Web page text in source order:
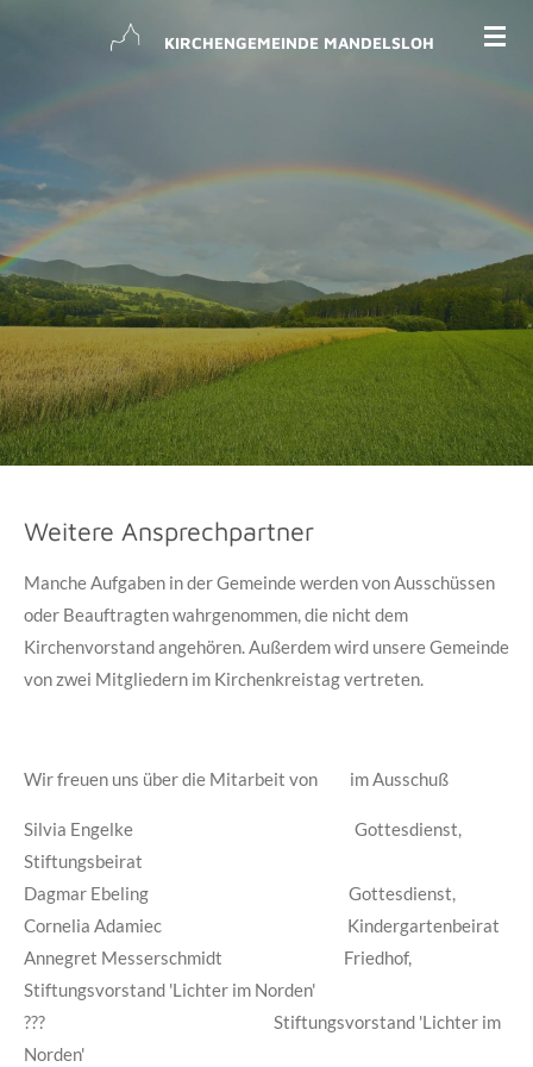
KIRCHENGEMEINDE MANDELSLOH
Weitere Ansprechpartner
Manche Aufgaben in der Gemeinde werden von Ausschüssen
oder Beauftragten wahrgenommen, die nicht dem
Kirchenvorstand angehören. Außerdem wird unsere Gemeinde
von zwei Mitgliedern im Kirchenkreistag vertreten.
Wir freuen uns über die Mitarbeit von im Ausschuß
Silvia Engelke Gottesdienst,
Stiftungsbeirat
Dagmar Ebeling Gottesdienst,
Cornelia Adamiec Kindergartenbeirat
Annegret Messerschmidt Friedhof,
Stiftungsvorstand 'Lichter im Norden'
??? Stiftungsvorstand 'Lichter im
Norden'